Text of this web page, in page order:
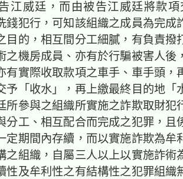
江威廷，而由被告江威廷將款
錢犯行，可知該組織之成員為完成
目的，相互間分工細膩，有負責撥
之機房成員、亦有於行騙被害人後
有實際收取款項之車手、車手頭，
予「收水」，再上繳最終目的地「
所參與之組織所實施之詐欺取財犯
分工、相互配合而完成之犯罪，且
定期間內存續，而以實施詐欺為牟
之組織，自屬三人以上以實施詐術
性及牟利性之有結構性之犯罪組